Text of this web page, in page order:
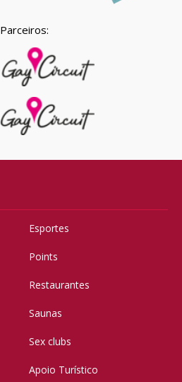
Parceiros:
Esportes
Points
Restaurantes
Saunas
Sex clubs
Apoio Turístico